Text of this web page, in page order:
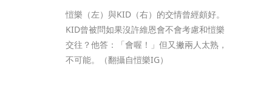
愷樂（左）與KID（右）的交情曾經頗好。
KID曾被問如果沒許維恩會不會考慮和愷樂
交往？他答：「會喔！」但又撇兩人太熟，
不可能。（翻攝自愷樂IG）